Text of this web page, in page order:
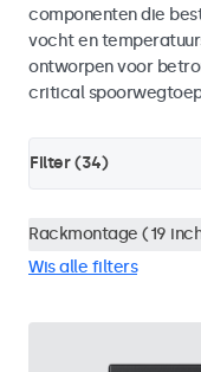
componenten die
vocht en
ontworpen voor
critical
Filter (34)
Rackmontage (19
Wis alle filters